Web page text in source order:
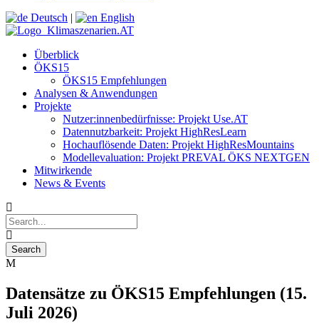
Deutsch | English
Überblick
ÖKS15
ÖKS15 Empfehlungen
Analysen & Anwendungen
Projekte
Nutzer:innenbedürfnisse: Projekt Use.AT
Datennutzbarkeit: Projekt HighResLearn
Hochauflösende Daten: Projekt HighResMountains
Modellevaluation: Projekt PREVAL ÖKS NEXTGEN
Mitwirkende
News & Events
Datensätze zu ÖKS15 Empfehlungen (15.
Juli 2026)